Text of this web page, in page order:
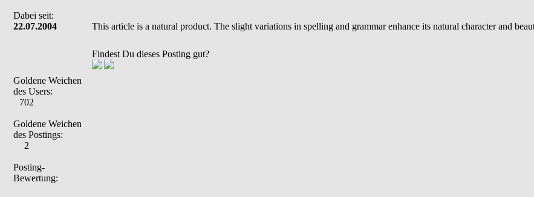
Dabei seit:
22.07.2004
Goldene Weichen
des Users:
702
Goldene Weichen
des Postings:
2
Posting-
Bewertung:
This article is a natural product. The slight variations in spelling and grammar enhance its natural character and
Findest Du dieses Posting gut?